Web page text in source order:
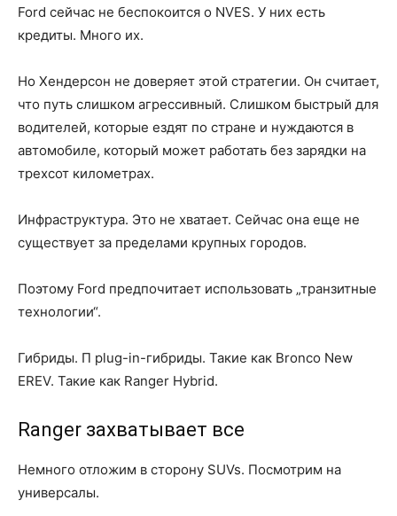
Ford сейчас не беспокоится о NVES. У них есть
кредиты. Много их.
Но Хендерсон не доверяет этой стратегии. Он считает,
что путь слишком агрессивный. Слишком быстрый для
водителей, которые ездят по стране и нуждаются в
автомобиле, который может работать без зарядки на
трехсот километрах.
Инфраструктура. Это не хватает. Сейчас она еще не
существует за пределами крупных городов.
Поэтому Ford предпочитает использовать „транзитные
технологии“.
Гибриды. П plug-in-гибриды. Такие как Bronco New
EREV. Такие как Ranger Hybrid.
Ranger захватывает все
Немного отложим в сторону SUVs. Посмотрим на
универсалы.